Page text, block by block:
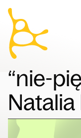
“nie-
Natalia